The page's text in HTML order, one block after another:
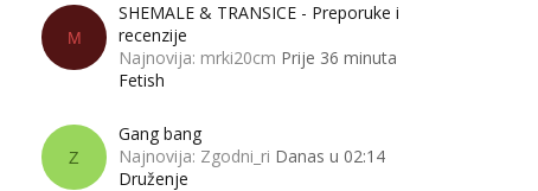
M
SHEMALE & TRANSICE - Preporuke i
recenzije
Najnovija: mrki20cm Prije 36 minuta
Fetish
Z
Gang bang
Najnovija: Zgodni_ri Danas u 02:14
Druženje